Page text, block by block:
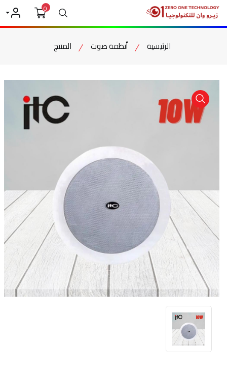
بحث0
حسابي
الرئيسية أنظمة صوت المنتج
item view